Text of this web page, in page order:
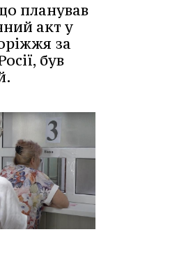
планував
акт у
за
був